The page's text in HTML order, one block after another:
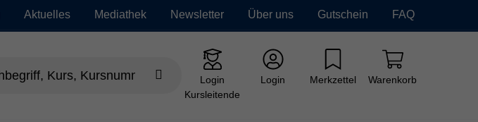
Aktuelles Mediathek Newsletter Über uns Gutschein FAQ
Login
Kursleitende
Login Merkzettel Warenkorb